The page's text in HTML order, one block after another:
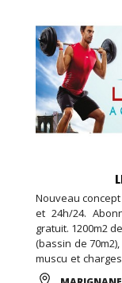
Nouveau
et 24h/24.
gratuit. 1200m2
(bassin de
muscu et
salle de cross